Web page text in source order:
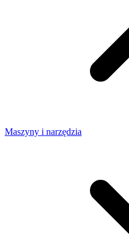
Maszyny i narzędzia